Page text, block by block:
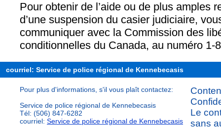
Pour obtenir de l’aide ou de plus amples
d’une suspension du casier judiciaire,
communiquer avec la Commission des
conditionnelles du Canada, au numéro
courriel: Service de police régional de Kennebecasis
Pour plus d'informations, s'il vous plaît contactez:
Service de police régional de Kennebecasis
Tél: (506) 847-6282
courriel: Service de police régional de Kennebecasis
Le
sans